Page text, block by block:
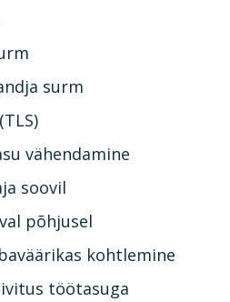
surm
vähendamine
soovil
põhjusel
kohtlemine
töötasuga